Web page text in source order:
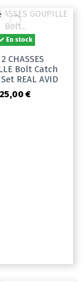
En stock
CHASSES
Bolt Catch
REAL AVID
25,00 €